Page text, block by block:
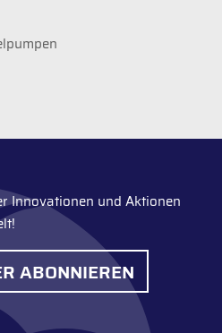
Innovationen und Aktionen
ABONNIEREN